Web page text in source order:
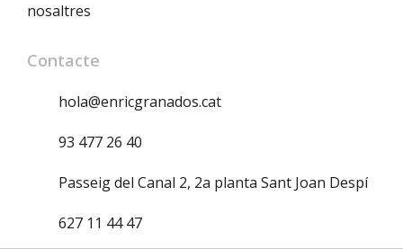
nosaltres
Contacte
hola@enricgranados.cat
93 477 26 40
Passeig del Canal 2, 2a planta Sant Joan Despí
627 11 44 47